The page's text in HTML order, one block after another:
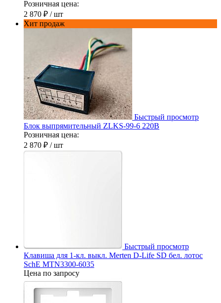
Розничная цена:
2 870 ₽ / шт
Хит продаж
Быстрый просмотр
Блок выпрямительный ZLKS-99-6 220В
Розничная цена:
2 870 ₽ / шт
Быстрый просмотр
Клавиша для 1-кл. выкл. Merten D-Life SD бел. лотос
SchE MTN3300-6035
Цена по запросу